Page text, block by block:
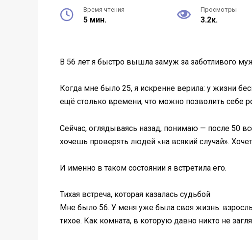
Время чтения
5 мин.
Просмотры
3.2к.
В 56 лет я быстро вышла замуж за заботливого
Когда мне было 25, я искренне верила: у жизни
ещё столько времени, что можно позволить себе
Сейчас, оглядываясь назад, понимаю — после 50
хочешь проверять людей «на всякий случай».
И именно в таком состоянии я встретила его.
Тихая встреча, которая казалась судьбой
Мне было 56. У меня уже была своя жизнь:
тихое. Как комната, в которую давно никто не